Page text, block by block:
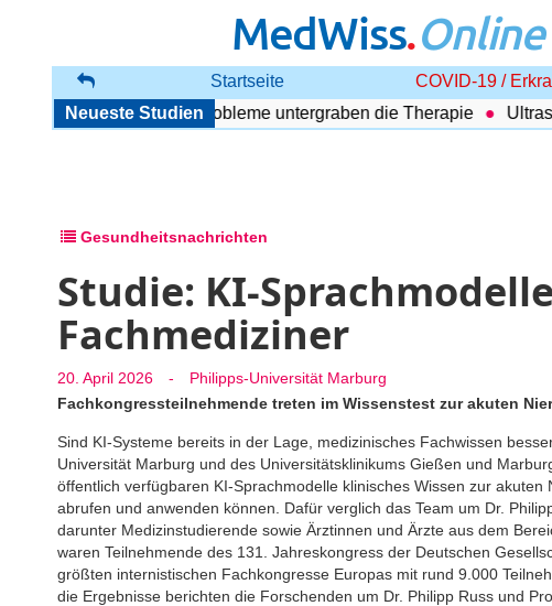
MedWiss.Online
Startseite COVID-19 /
Neueste Studien
Begleitende Probleme untergraben die Therapie
Gesundheitsnachrichten
Studie: KI-
Fachmediziner
20. April 2026 -
Philipps-Universität Marburg
Fachkongressteilnehmende treten im Wissenstest zur akuten
Sind KI-Systeme bereits in der Lage, medizinisches Fachwissen
Universität Marburg und des Universitätsklinikums Gießen und
öffentlich verfügbaren KI-Sprachmodelle klinisches Wissen zur
abrufen und anwenden können. Dafür verglich das Team um Dr.
darunter Medizinstudierende sowie Ärztinnen und Ärzte aus dem
waren Teilnehmende des 131. Jahreskongress der Deutschen
größten internistischen Fachkongresse Europas mit rund 9.000
die Ergebnisse berichten die Forschenden um Dr. Philipp Russ und